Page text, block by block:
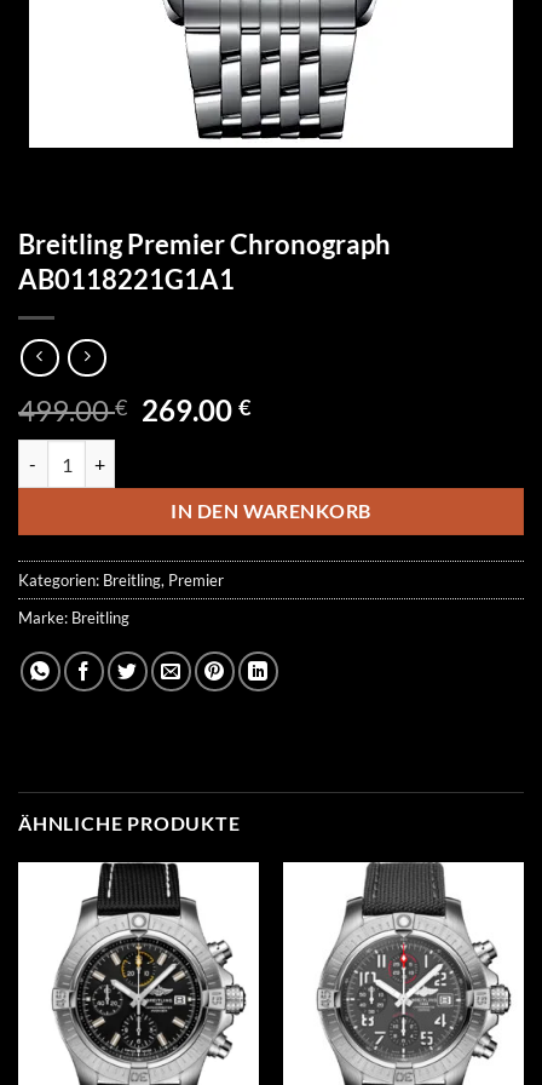
Breitling Premier Chronograph
AB0118221G1A1
499.00€ Ursprünglicher
499.00 €
269.00€Aktueller
269.00 €.
IN DEN WARENKORB
Kategorien: Breitling, Premier
Marke: Breitling
ÄHNLICHE PRODUKTE